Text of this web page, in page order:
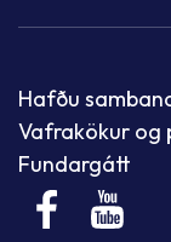
Hafðu
Vafrakökur og
Fundargátt